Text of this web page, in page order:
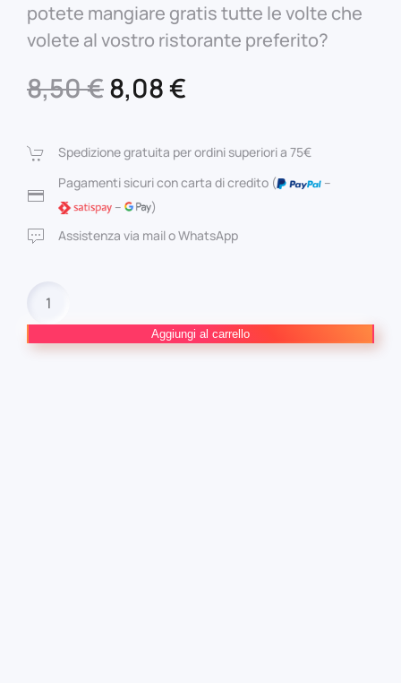
potete mangiare gratis tutte le volte che
volete al vostro ristorante preferito?
8,50€Il
originale
era:
8,50 €.
8,08€
attuale
è:
Spedizione gratuita per ordini superiori a 75€
Pagamenti sicuri con carta di credito (
–
–
)
Assistenza via mail o WhatsApp
quantità
Aggiungi al carrello